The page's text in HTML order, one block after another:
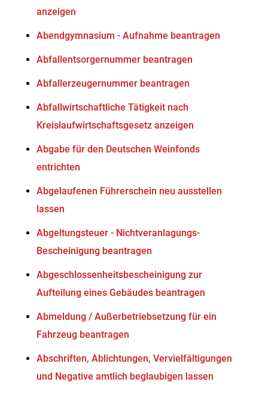
anzeigen
Abendgymnasium - Aufnahme beantragen
Abfallentsorgernummer beantragen
Abfallerzeugernummer beantragen
Abfallwirtschaftliche Tätigkeit nach
Kreislaufwirtschaftsgesetz anzeigen
Abgabe für den Deutschen Weinfonds
entrichten
Abgelaufenen Führerschein neu ausstellen
lassen
Abgeltungsteuer - Nichtveranlagungs-
Bescheinigung beantragen
Abgeschlossenheitsbescheinigung zur
Aufteilung eines Gebäudes beantragen
Abmeldung / Außerbetriebsetzung für ein
Fahrzeug beantragen
Abschriften, Ablichtungen, Vervielfältigungen
und Negative amtlich beglaubigen lassen